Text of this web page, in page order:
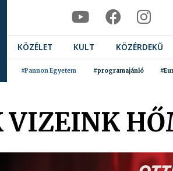
KÖZÉLET KULT KÖZÉRDEKŰ
#Pannon Egyetem #programajánló